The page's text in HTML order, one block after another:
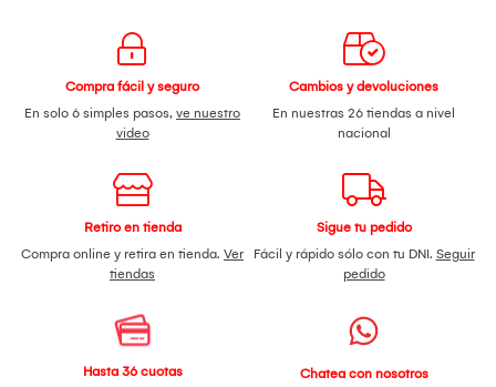
Compra fácil y seguro
En solo 6 simples pasos, ve nuestro
video
Cambios y devoluciones
En nuestras 26 tiendas a nivel
nacional
Retiro en tienda
Compra online y retira en tienda. Ver
tiendas
Sigue tu pedido
Fácil y rápido sólo con tu DNI. Seguir
pedido
Hasta 36 cuotas
Chatea con nosotros